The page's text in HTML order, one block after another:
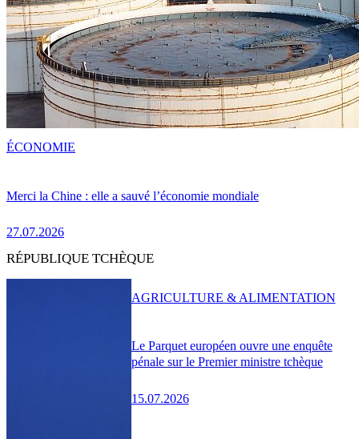
Merci la Chine : elle a sauvé l’économie mondiale
27.07.2026
ÉCONOMIE
RÉPUBLIQUE TCHÈQUE
Le Parquet européen ouvre une enquête
pénale sur le Premier ministre tchèque
15.07.2026
AGRICULTURE & ALIMENTATION